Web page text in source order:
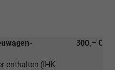
300,– €
enthalten (IHK-